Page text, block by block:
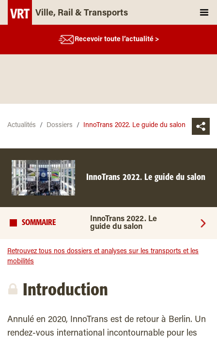
Ville, Rail & Transports
Recevoir toute l’actualité >
Actualités Dossiers InnoTrans 2022. Le guide du salon
InnoTrans 2022. Le guide du salon
SOMMAIRE
InnoTrans 2022. Le
guide du salon
Retrouvez tous nos dossiers et analyses sur les transports et les
mobilités
Introduction
Annulé en 2020, InnoTrans est de retour à Berlin. Un
rendez-vous international incontournable pour les